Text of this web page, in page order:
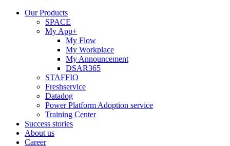
Our Products
SPACE
My App+
My Flow
My Workplace
My Announcement
DSAR365
STAFFIO
Freshservice
Datadog
Power Platform Adoption service
Training Center
Success stories
About us
Career